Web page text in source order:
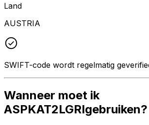
Land
AUSTRIA
SWIFT-code wordt regelmatig
Wanneer moet ik
ASPKAT2LGRIgebruiken?